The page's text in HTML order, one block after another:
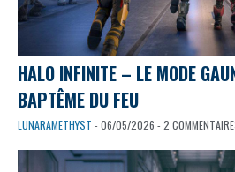
HALO INFINITE – LE MODE
BAPTÊME DU FEU
LUNARAMETHYST - 06/05/2026 - 2